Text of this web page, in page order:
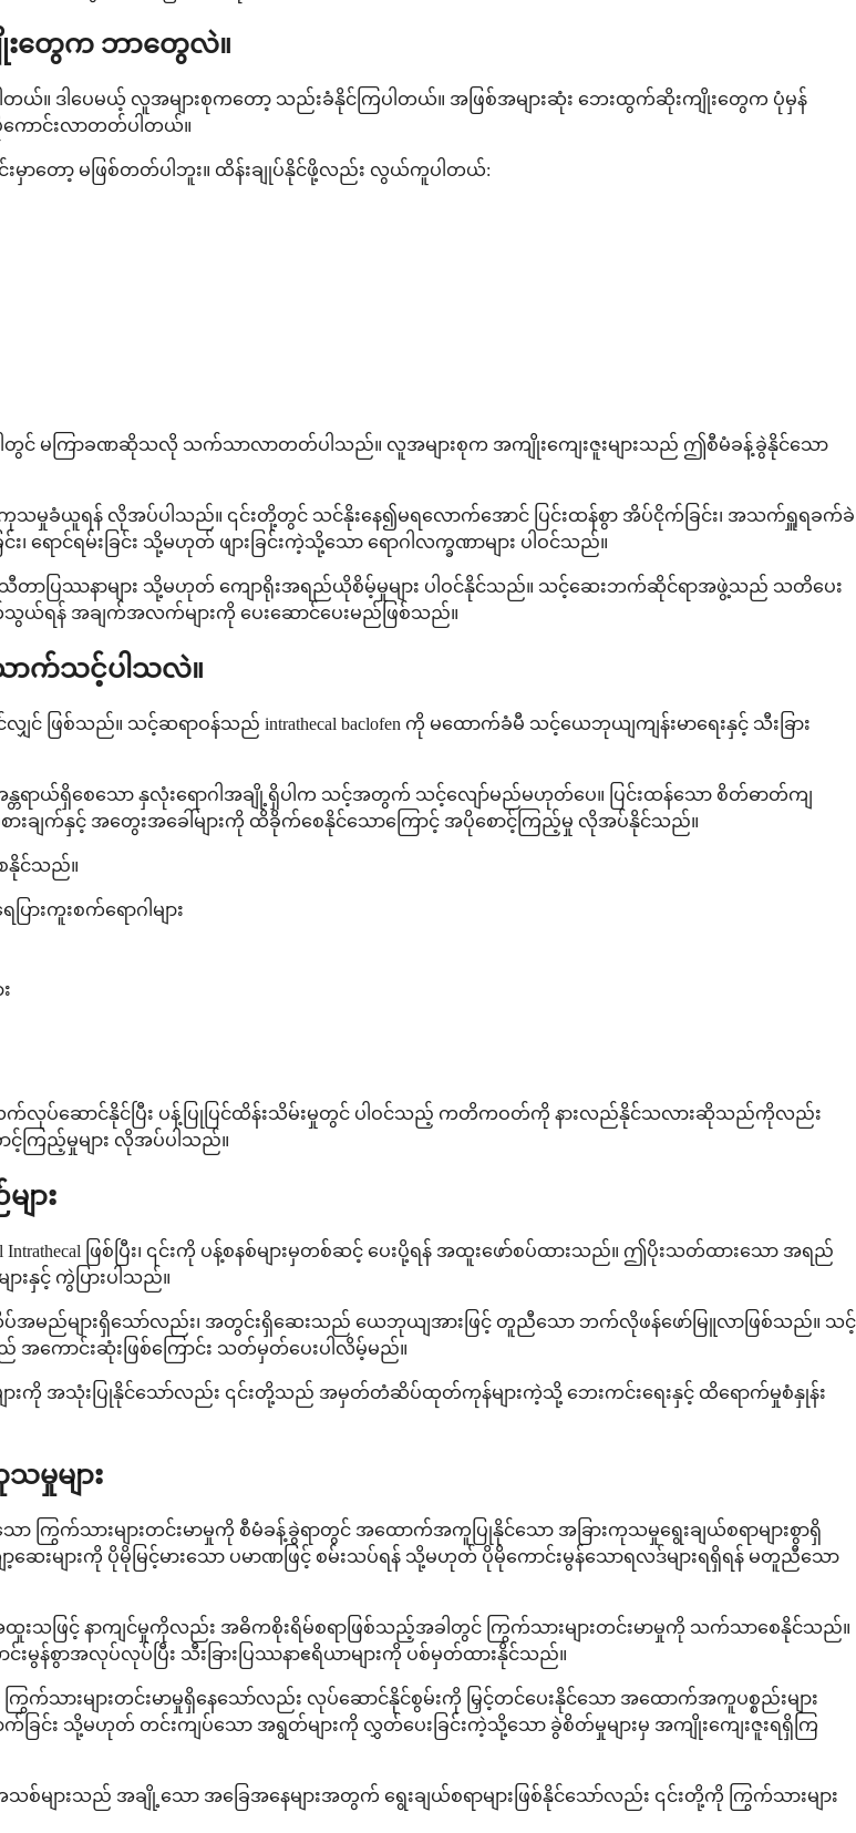
ျိုးတွေက ဘာတွေလဲ။
ါတယ်။ ဒါပေမယ့် လူအများစုကတော့ သည်းခံနိုင်ကြပါတယ်။ အဖြစ်အများဆုံး ဘေးထွက်ဆိုးကျိုးတွေက ပုံမှန်
ပိုကောင်းလာတတ်ပါတယ်။
ာတော့ မဖြစ်တတ်ပါဘူး။ ထိန်းချုပ်နိုင်ဖို့လည်း လွယ်ကူပါတယ်:
မကြာခဏဆိုသလို သက်သာလာတတ်ပါသည်။ လူအများစုက အကျိုးကျေးဇူးများသည် ဤစီမံခန့်ခွဲနိုင်သော
ကုသမှုခံယူရန် လိုအပ်ပါသည်။ ၎င်းတို့တွင် သင်နိုးနေ၍မရလောက်အောင် ပြင်းထန်စွာ အိပ်ငိုက်ခြင်း၊ အသက်ရှူရခက်ခဲ
၊ ရောင်ရမ်းခြင်း သို့မဟုတ် ဖျားခြင်းကဲ့သို့သော ရောဂါလက္ခဏာများ ပါဝင်သည်။
သီတာပြဿနာများ သို့မဟုတ် ကျောရိုးအရည်ယိုစိမ့်မှုများ ပါဝင်နိုင်သည်။ သင့်ဆေးဘက်ဆိုင်ရာအဖွဲ့သည် သတိပေး
သွယ်ရန် အချက်အလက်များကို ပေးဆောင်ပေးမည်ဖြစ်သည်။
ောက်သင့်ပါသလဲ။
ဖြစ်သည်။ သင့်ဆရာဝန်သည် intrathecal baclofen ကို မထောက်ခံမီ သင့်ယေဘုယျကျန်းမာရေးနှင့် သီးခြား
တရာယ်ရှိစေသော နှလုံးရောဂါအချို့ရှိပါက သင့်အတွက် သင့်လျော်မည်မဟုတ်ပေ။ ပြင်းထန်သော စိတ်ဓာတ်ကျ
ားချက်နှင့် အတွေးအခေါ်များကို ထိခိုက်စေနိုင်သောကြောင့် အပိုစောင့်ကြည့်မှု လိုအပ်နိုင်သည်။
ေနိုင်သည်။
းကူးစက်ရောဂါများ
ပ်ဆောင်နိုင်ပြီး ပန့်ပြုပြင်ထိန်းသိမ်းမှုတွင် ပါဝင်သည့် ကတိကဝတ်ကို နားလည်နိုင်သလားဆိုသည်ကိုလည်း
ကြည့်မှုများ လိုအပ်ပါသည်။
ား
ဖြစ်ပြီး၊ ၎င်းကို ပန့်စနစ်များမှတစ်ဆင့် ပေးပို့ရန် အထူးဖော်စပ်ထားသည်။ ဤပိုးသတ်ထားသော အရည်
းနှင့် ကွဲပြားပါသည်။
တံဆိပ်အမည်များရှိသော်လည်း၊ အတွင်းရှိဆေးသည် ယေဘုယျအားဖြင့် တူညီသော ဘက်လိုဖန်ဖော်မြူလာဖြစ်သည်။ သင့်
ာင်းဆုံးဖြစ်ကြောင်း သတ်မှတ်ပေးပါလိမ့်မည်။
ားကို အသုံးပြုနိုင်သော်လည်း ၎င်းတို့သည် အမှတ်တံဆိပ်ထုတ်ကုန်များကဲ့သို့ ဘေးကင်းရေးနှင့် ထိရောက်မှုစံနှုန်း
များ
ားများတင်းမာမှုကို စီမံခန့်ခွဲရာတွင် အထောက်အကူပြုနိုင်သော အခြားကုသမှုရွေးချယ်စရာများစွာရှိ
ေးများကို ပိုမိုမြင့်မားသော ပမာဏဖြင့် စမ်းသပ်ရန် သို့မဟုတ် ပိုမိုကောင်းမွန်သောရလဒ်များရရှိရန် မတူညီသော
သဖြင့် နာကျင်မှုကိုလည်း အဓိကစိုးရိမ်စရာဖြစ်သည့်အခါတွင် ကြွက်သားများတင်းမာမှုကို သက်သာစေနိုင်သည်။
မွန်စွာအလုပ်လုပ်ပြီး သီးခြားပြဿနာဧရိယာများကို ပစ်မှတ်ထားနိုင်သည်။
သားများတင်းမာမှုရှိနေသော်လည်း လုပ်ဆောင်နိုင်စွမ်းကို မြှင့်တင်ပေးနိုင်သော အထောက်အကူပစ္စည်းများ
ခြင်း သို့မဟုတ် တင်းကျပ်သော အရွတ်များကို လွှတ်ပေးခြင်းကဲ့သို့သော ခွဲစိတ်မှုများမှ အကျိုးကျေးဇူးရရှိကြ
းသည် အချို့သော အခြေအနေများအတွက် ရွေးချယ်စရာများဖြစ်နိုင်သော်လည်း ၎င်းတို့ကို ကြွက်သားများ